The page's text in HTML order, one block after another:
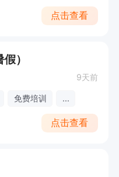
点击查看
）
9天前
免费培训 ...
点击查看